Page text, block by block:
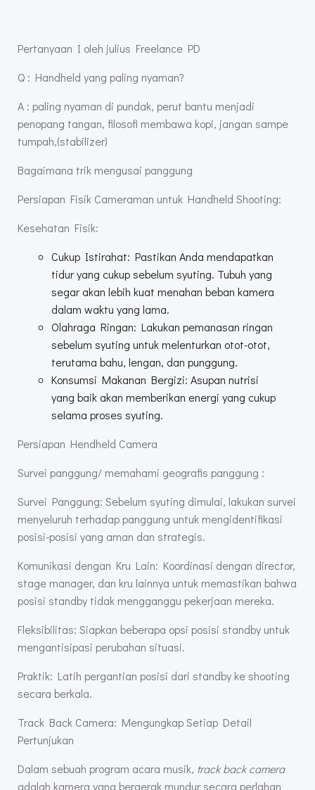
Pertanyaan I oleh julius Freelance PD
Q : Handheld yang paling nyaman?
A : paling nyaman di pundak, perut bantu menjadi
penopang tangan, filosofi membawa kopi, jangan sampe
tumpah,(stabilizer)
Bagaimana trik mengusai panggung
Persiapan Fisik Cameraman untuk Handheld Shooting:
Kesehatan Fisik:
Cukup Istirahat: Pastikan Anda mendapatkan
tidur yang cukup sebelum syuting. Tubuh yang
segar akan lebih kuat menahan beban kamera
dalam waktu yang lama.
Olahraga Ringan: Lakukan pemanasan ringan
sebelum syuting untuk melenturkan otot-otot,
terutama bahu, lengan, dan punggung.
Konsumsi Makanan Bergizi: Asupan nutrisi
yang baik akan memberikan energi yang cukup
selama proses syuting.
Persiapan Hendheld Camera
Survei panggung/ memahami geografis panggung :
Survei Panggung: Sebelum syuting dimulai, lakukan survei
menyeluruh terhadap panggung untuk mengidentifikasi
posisi-posisi yang aman dan strategis.
Komunikasi dengan Kru Lain: Koordinasi dengan director,
stage manager, dan kru lainnya untuk memastikan bahwa
posisi standby tidak mengganggu pekerjaan mereka.
Fleksibilitas: Siapkan beberapa opsi posisi standby untuk
mengantisipasi perubahan situasi.
Praktik: Latih pergantian posisi dari standby ke shooting
secara berkala.
Track Back Camera: Mengungkap Setiap Detail
Pertunjukan
Dalam sebuah program acara musik, track back camera
adalah kamera yang bergerak mundur secara perlahan